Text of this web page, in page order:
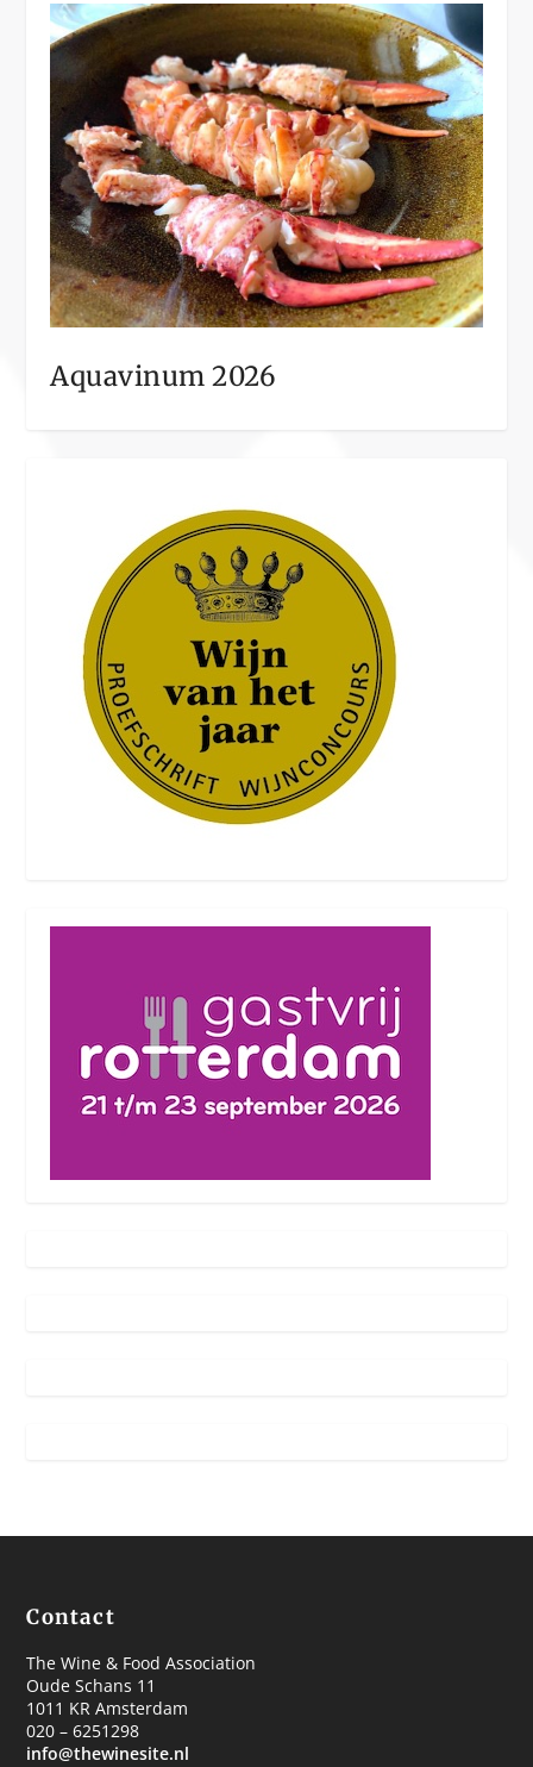
Aquavinum 2026
Contact
The Wine & Food Association
Oude Schans 11
1011 KR Amsterdam
020 – 6251298
info@thewinesite.nl